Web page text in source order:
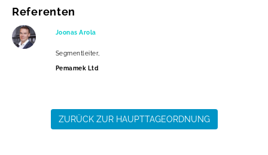
Referenten
Joonas Arola
Segmentleiter,
Pemamek Ltd
ZURÜCK ZUR HAUPTTAGEORDNUNG